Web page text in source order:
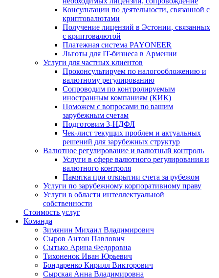
Консультации по деятельности, связанной с
криптовалютами
Получение лицензий в Эстонии, связанных
с криптовалютой
Платежная система PAYONEER
Льготы для IT-бизнеса в Армении
Услуги для частных клиентов
Проконсультируем по налогообложению и
валютному регулированию
Сопроводим по контролируемым
иностранным компаниям (КИК)
Поможем с вопросами по вашим
зарубежным счетам
Подготовим 3-НДФЛ
Чек-лист текущих проблем и актуальных
решений для зарубежных структур
Валютное регулирование и валютный контроль
Услуги в сфере валютного регулирования и
валютного контроля
Памятка при открытии счета за рубежом
Услуги по зарубежному корпоративному праву
Услуги в области интеллектуальной
собственности
Стоимость услуг
Команда
Зимянин Михаил Владимирович
Сыров Антон Павлович
Сытько Арина Федоровна
Тихоненок Иван Юрьевич
Бондаренко Кирилл Викторович
Сырская Анна Владимировна